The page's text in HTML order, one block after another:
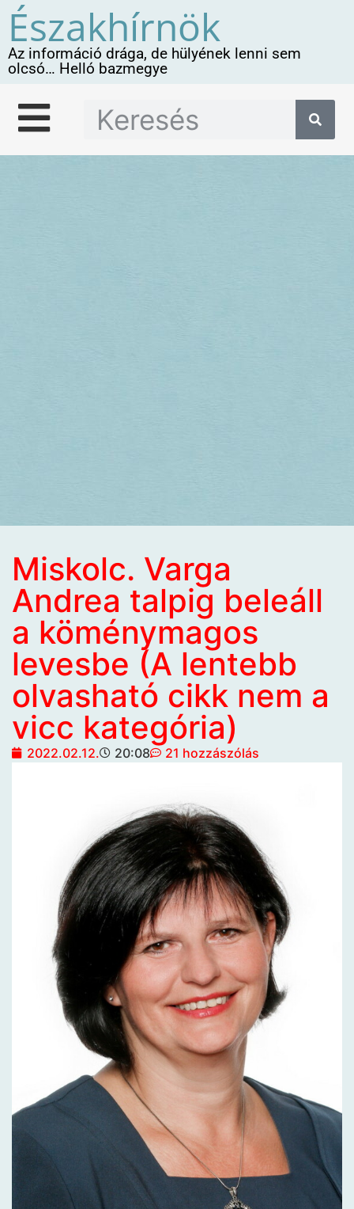
Északhírnök
Az információ drága, de hülyének lenni sem
olcsó… Helló bazmegye
Miskolc. Varga
Andrea talpig beleáll
a köménymagos
levesbe (A lentebb
olvasható cikk nem a
vicc kategória)
2022.02.12. 20:08 21 hozzászólás